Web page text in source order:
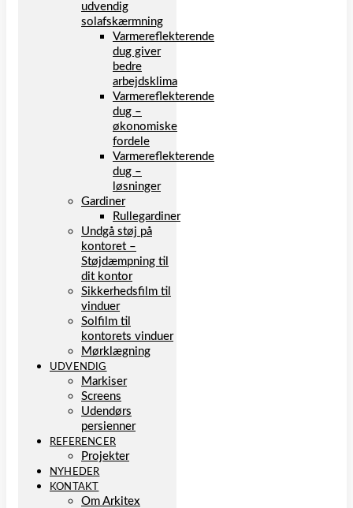
udvendig
solafskærmning
Varmereflekterende
dug giver
bedre
arbejdsklima
Varmereflekterende
dug –
økonomiske
fordele
Varmereflekterende
dug –
løsninger
Gardiner
Rullegardiner
Undgå støj på
kontoret –
Støjdæmpning til
dit kontor
Sikkerhedsfilm til
vinduer
Solfilm til
kontorets vinduer
Mørklægning
UDVENDIG
Markiser
Screens
Udendørs
persienner
REFERENCER
Projekter
NYHEDER
KONTAKT
Om Arkitex